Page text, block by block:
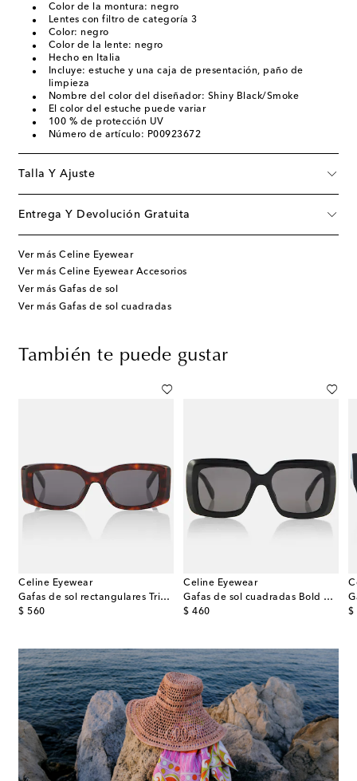
Color de la montura: negro
Lentes con filtro de categoría 3
Color: negro
Color de la lente: negro
Hecho en Italia
Incluye: estuche y una caja de presentación, paño de
limpieza
Nombre del color del diseñador: Shiny Black/Smoke
El color del estuche puede variar
100 % de protección UV
Número de artículo: P00923672
Talla Y Ajuste
Entrega Y Devolución Gratuita
Ver más Celine Eyewear
Ver más Celine Eyewear Accesorios
Ver más Gafas de sol
Ver más Gafas de sol cuadradas
También te puede gustar
Celine Eyewear
Gafas de sol rectangulares Triomphe
$ 560
original price
Celine Eyewear
Gafas de sol cuadradas Bold 3 Dots
$ 460
original price $